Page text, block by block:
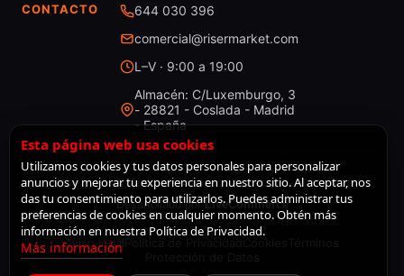
CONTACTO
644 030 396
comercial@risermarket.com
L–V · 9:00 a 19:00
Almacén: C/Luxemburgo, 3
- 28821 - Coslada - Madrid
- España
© 2026 RiserMarket · Todos los derechos reservados
Desarrollado porLiveCommerce
Aviso legal
Esta página web usa cookies
Utilizamos cookies y tus datos personales para personalizar
anuncios y mejorar tu experiencia en nuestro sitio. Al aceptar, nos
das tu consentimiento para utilizarlos. Puedes administrar tus
preferencias de cookies en cualquier momento. Obtén más
información en nuestra Política de Privacidad.
Más información